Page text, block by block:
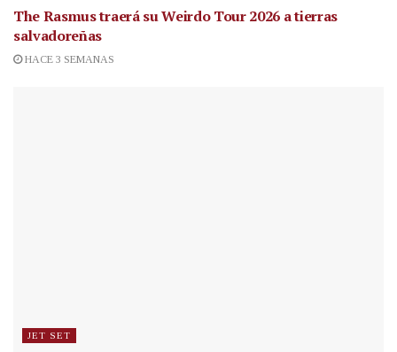
The Rasmus traerá su Weirdo Tour 2026 a tierras
salvadoreñas
HACE 3 SEMANAS
JET SET